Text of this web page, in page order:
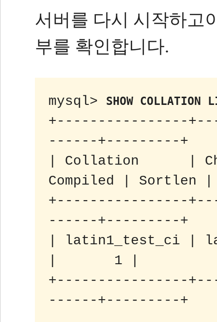
서버를 다시 시작하고
부를 확인합니다.
mysql> SHOW
+----------------
------+---------+
| Collation      |
Compiled | Sortlen |
+----------------
------+---------+
| latin1_test_ci
|       1 |
+----------------